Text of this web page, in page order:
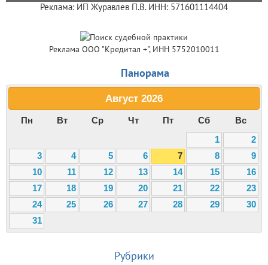
Реклама: ИП Журавлев П.В. ИНН: 571601114404
Реклама ООО "Кредитал +", ИНН 5752010011
Панорама
Август 2026
Пн Вт Ср Чт Пт Сб
Вс
1
2
3
4 5 6 7 8
9
10
11 12 13 14 15
16
17
18 19 20 21 22
23
24
25 26 27 28 29
30
31
Рубрики